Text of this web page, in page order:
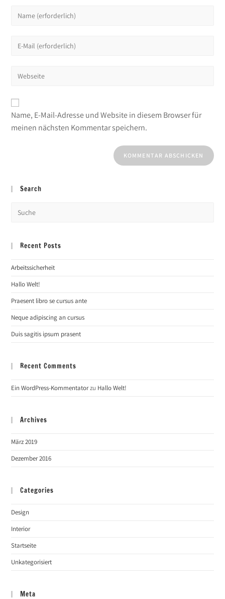
Name, E-Mail-Adresse und Website in diesem Browser für
meinen nächsten Kommentar speichern.
Search
Recent Posts
Arbeitssicherheit
Hallo Welt!
Praesent libro se cursus ante
Neque adipiscing an cursus
Duis sagitis ipsum prasent
Recent Comments
Ein WordPress-Kommentatorzu Hallo Welt!
Archives
März 2019
Dezember 2016
Categories
Design
Interior
Startseite
Unkategorisiert
Meta